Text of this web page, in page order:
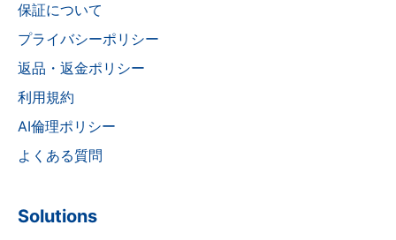
保証について
プライバシーポリシー
返品・返金ポリシー
利用規約
AI倫理ポリシー
よくある質問
Solutions